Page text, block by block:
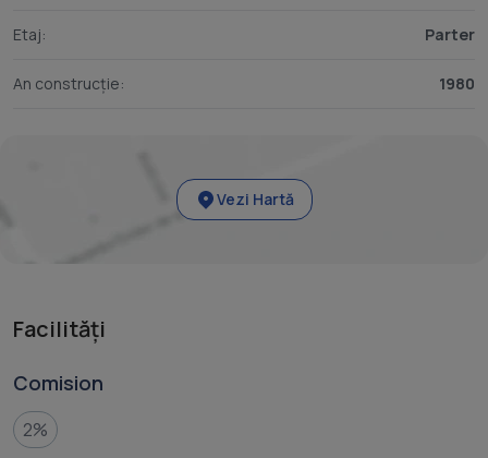
Etaj: Parter
An construcție: 1980
Vezi Hartă
Facilități
Comision
2%